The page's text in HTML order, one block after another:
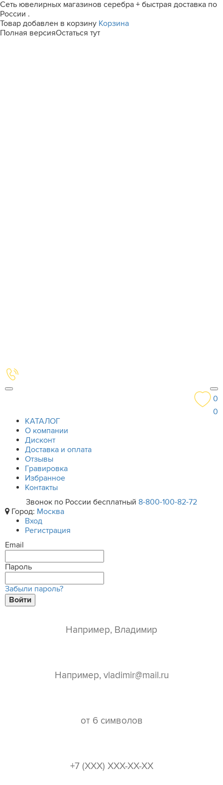
Сеть ювелирных магазинов серебра + быстрая доставка по
России .
Товар добавлен в корзину Корзина
Полная версияОстаться тут
0
0
КАТАЛОГ
О компании
Дисконт
Доставка и оплата
Отзывы
Гравировка
Избранное
Контакты
Звонок по России бесплатный 8-800-100-82-72
Город: Москва
Вход
Регистрация
Email
Пароль
Забыли пароль?
Войти